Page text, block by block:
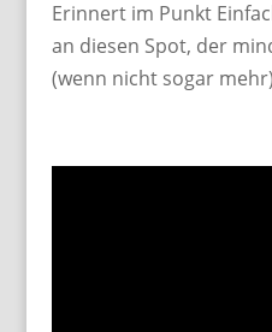
Erinnert im Punkt
an diesen Spot, der
(wenn nicht sogar